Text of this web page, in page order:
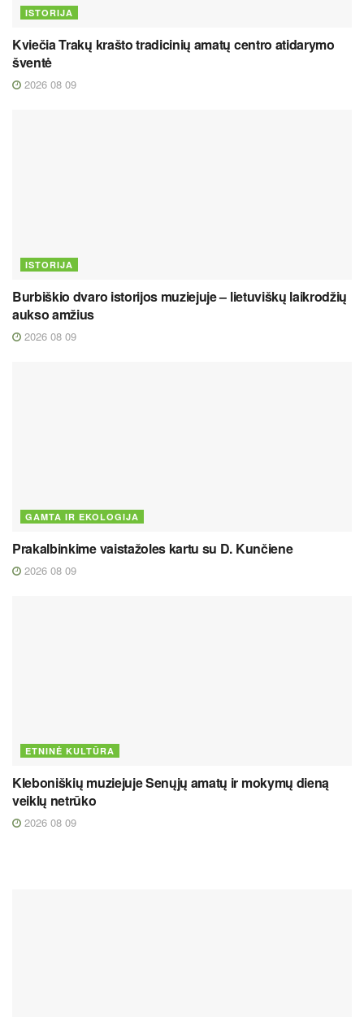
ISTORIJA
Kviečia Trakų krašto tradicinių amatų centro atidarymo
šventė
2026 08 09
ISTORIJA
Burbiškio dvaro istorijos muziejuje – lietuviškų laikrodžių
aukso amžius
2026 08 09
GAMTA IR EKOLOGIJA
Prakalbinkime vaistažoles kartu su D. Kunčiene
2026 08 09
ETNINĖ KULTŪRA
Kleboniškių muziejuje Senųjų amatų ir mokymų dieną
veiklų netrūko
2026 08 09